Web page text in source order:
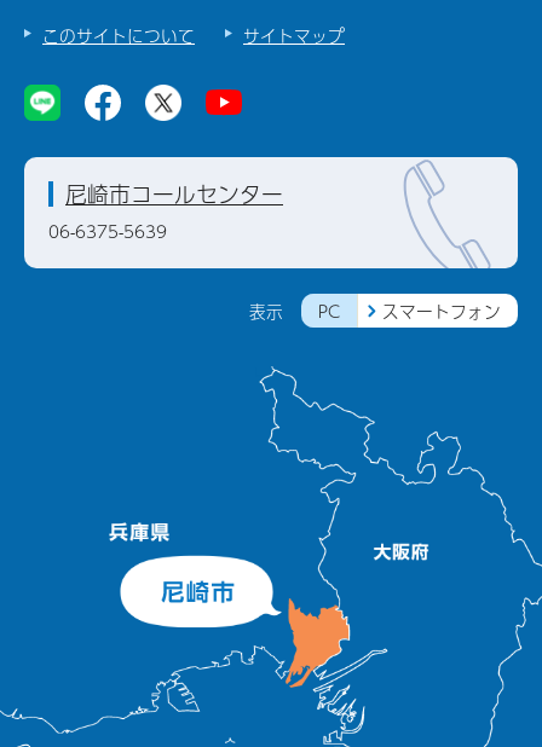
このサイトについて
サイトマップ
表示 PC スマートフォン
尼崎市コールセンター
06-6375-5639